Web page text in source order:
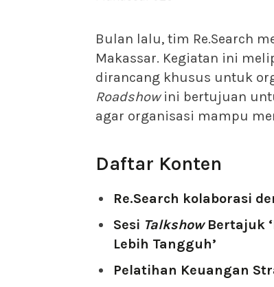
Bulan lalu, tim Re.Search
Makassar. Kegiatan ini
dirancang khusus untuk
Roadshowini bertujuan
agar organisasi mampu
Daftar Konten
Re.Search kolaborasi
Sesi TalkshowBertajuk
Lebih Tangguh’
Pelatihan Keuangan